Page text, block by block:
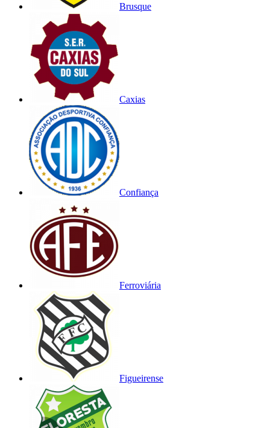
Brusque
Caxias
Confiança
Ferroviária
Figueirense